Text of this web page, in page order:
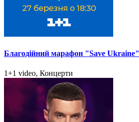
Благодійний марафон "Save Ukraine"
1+1 video, Концерти